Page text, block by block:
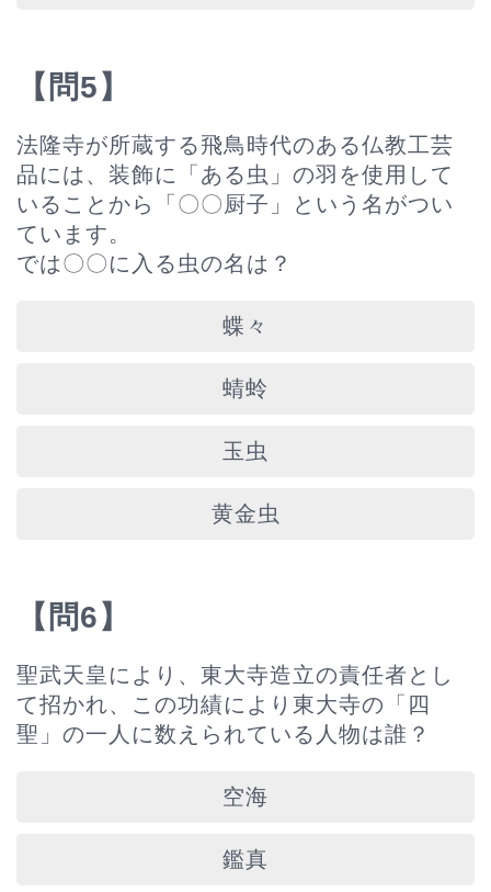
【問5】
法隆寺が所蔵する飛鳥時代のある仏教工芸
品には、装飾に「ある虫」の羽を使用して
いることから「〇〇厨子」という名がつい
ています。
では〇〇に入る虫の名は？
蝶々
蜻蛉
玉虫
黄金虫
【問6】
聖武天皇により、東大寺造立の責任者とし
て招かれ、この功績により東大寺の「四
聖」の一人に数えられている人物は誰？
空海
鑑真